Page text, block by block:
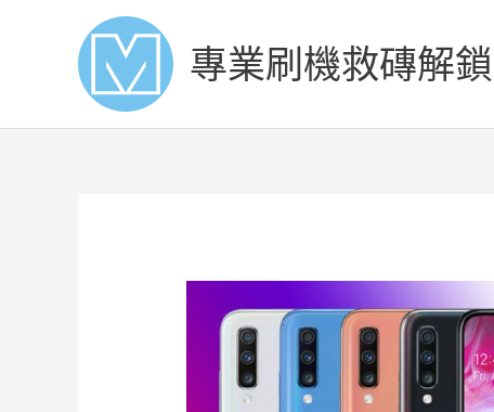
專業刷機救磚解鎖